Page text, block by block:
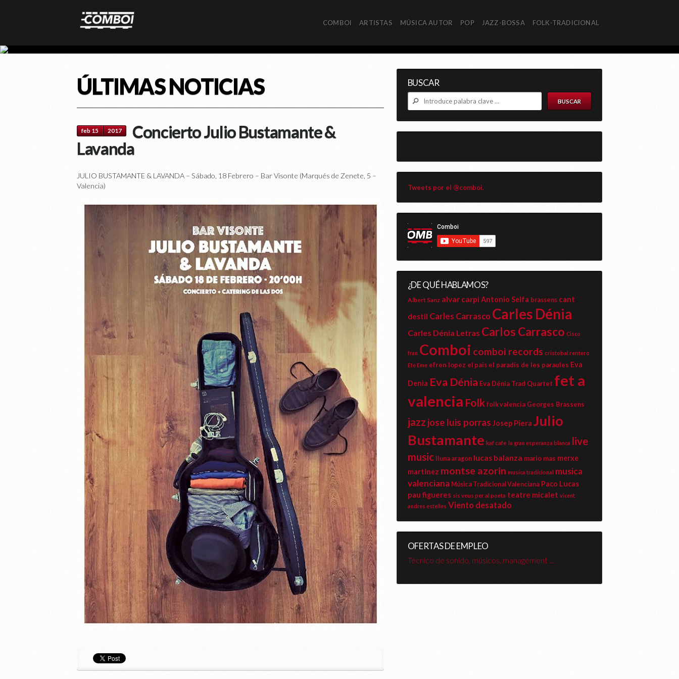
COMBOI ARTISTAS MÚSICA AUTOR POP JAZZ-BOSSA FOLK-TRADICIONAL
ÚLTIMAS NOTICIAS
feb 15 2017
Concierto Julio Bustamante &
Lavanda
JULIO BUSTAMANTE & LAVANDA – Sábado, 18 Febrero – Bar Visonte (Marqués de Zenete, 5 –
Valencia)
BUSCAR
Tweets por el @comboi.
¿DE QUÉ HABLAMOS?
Albert Sanz alvar carpiAntonio Selfa brassens cant
destil Carles Carrasco Carles Dénia
Carles Dénia Letras Carlos Carrasco Cisco
fran Comboi comboi records cristobal rentero
Efe Eme efren lopez el pais el paradís de les paraules Eva
Denia Eva Dénia Eva Dénia Trad Quartet fet a
valencia Folk folk valencia Georges Brassens
jazz jose luis porras Josep Piera Julio
Bustamante kaf cafe la gran esperanza blanca live
music
lluna aragon lucas balanza mario mas merxe
martinez montse azorin musica tradicional musica
valenciana Música Tradicional Valenciana Paco Lucas
pau figueres sis veus per al poeta teatre micalet vicent
andres estelles Viento desatado
OFERTAS DE EMPLEO
Técnico de sonido, músicos, management ...